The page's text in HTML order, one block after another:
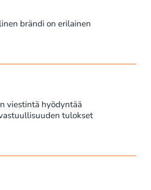
brändi on erilainen
viestintä hyödyntää
tulokset